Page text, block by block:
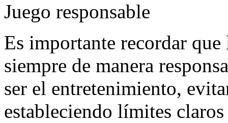
Juego responsable
Es importante recordar que
siempre de manera
ser el entretenimiento,
estableciendo límites